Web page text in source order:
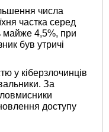
числа
частка серед
майже 4,5%, при
був утричі
у кіберзлочинців
За
доступу